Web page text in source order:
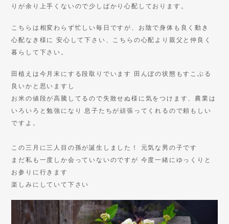
りが余り上手くないので少しばかり心配しております。
こちらは相変わらず忙しい毎日ですが、お陰で身体も良く動き
心配なき様に 安心して下さい、こちらの心配より親父と仲良く
暮らして下さい。
田植えは今月末にする段取りでいます 田んぼの状態もすこぶる
良いかと思いますし
お米の値段が高騰してるので失敗せぬ様に気をつけます、農業は
いろいろと勉強になり 息子たちが頑張ってくれるので頼もしい
ですよ。
この三月に三人目の孫が誕生しました！ 元気な男の子です
まだ私も一度しか会っていないのですが 今度一緒にゆっくりと
お参りに行きます
楽しみにしていて下さい